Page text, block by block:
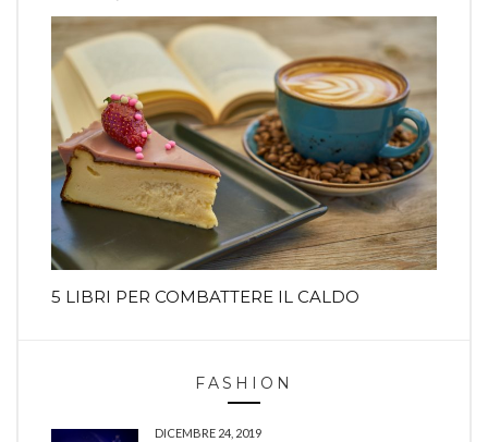
5 LIBRI PER COMBATTERE IL CALDO
FASHION
DICEMBRE 24, 2019